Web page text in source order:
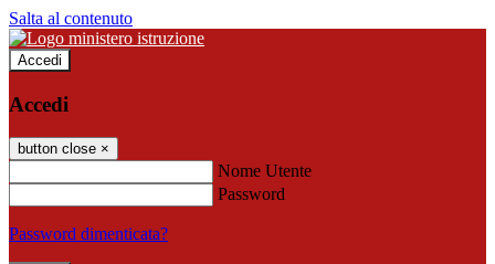
Salta al contenuto
Accedi
Accedi
button close ×
Nome Utente
Password
Password dimenticata?